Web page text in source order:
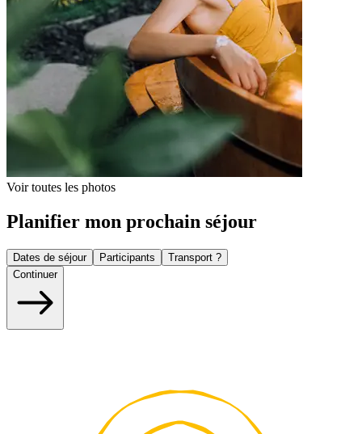
Voir toutes les photos
Planifier mon prochain séjour
Dates de séjour Participants
Transport ?
Continuer